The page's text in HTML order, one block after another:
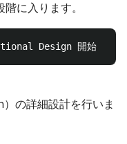
に入ります。
の詳細設計を行いま